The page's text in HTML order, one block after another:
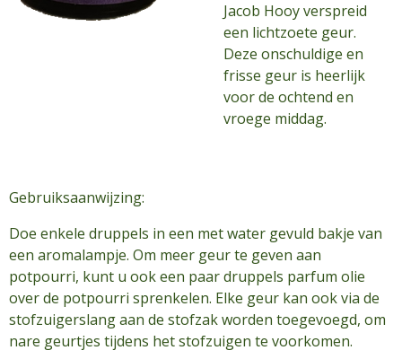
Jacob Hooy verspreid
een lichtzoete geur.
Deze onschuldige en
frisse geur is heerlijk
voor de ochtend en
vroege middag.
Gebruiksaanwijzing:
Doe enkele druppels in een met water gevuld bakje van
een aromalampje. Om meer geur te geven aan
potpourri, kunt u ook een paar druppels parfum olie
over de potpourri sprenkelen. Elke geur kan ook via de
stofzuigerslang aan de stofzak worden toegevoegd, om
nare geurtjes tijdens het stofzuigen te voorkomen.